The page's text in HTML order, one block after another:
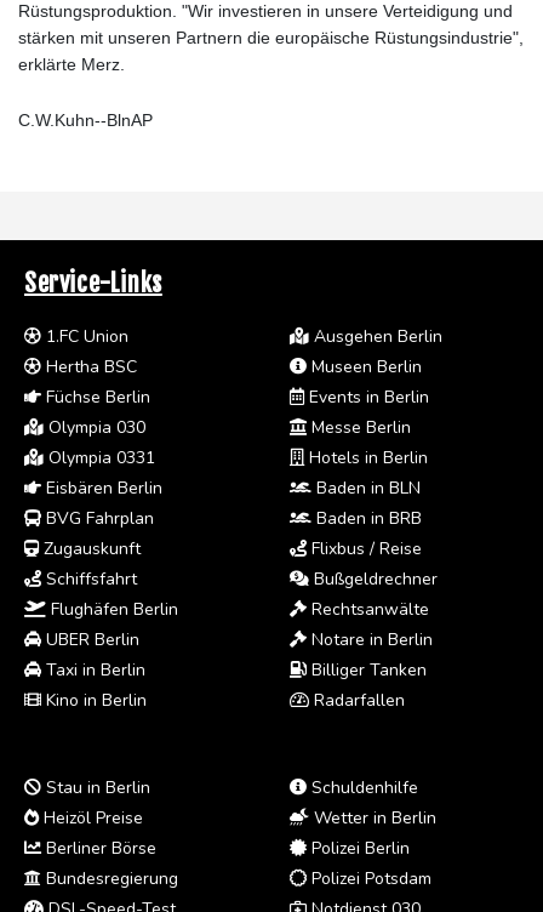
Rüstungsproduktion. "Wir investieren in unsere Verteidigung und
stärken mit unseren Partnern die europäische Rüstungsindustrie",
erklärte Merz.
C.W.Kuhn--BlnAP
Service-Links
1.FC Union
Hertha BSC
Füchse Berlin
Olympia 030
Olympia 0331
Eisbären Berlin
BVG Fahrplan
Zugauskunft
Schiffsfahrt
Flughäfen Berlin
UBER Berlin
Taxi in Berlin
Kino in Berlin
Ausgehen Berlin
Museen Berlin
Events in Berlin
Messe Berlin
Hotels in Berlin
Baden in BLN
Baden in BRB
Flixbus / Reise
Bußgeldrechner
Rechtsanwälte
Notare in Berlin
Billiger Tanken
Radarfallen
Stau in Berlin
Heizöl Preise
Berliner Börse
Bundesregierung
Schuldenhilfe
Wetter in Berlin
Polizei Berlin
Polizei Potsdam